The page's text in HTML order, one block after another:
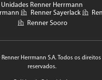
Unidades Renner Herrmann
Renner Sayerlack
Renner Sooro
Herrmann S.A. Todos os direitos
reservados.